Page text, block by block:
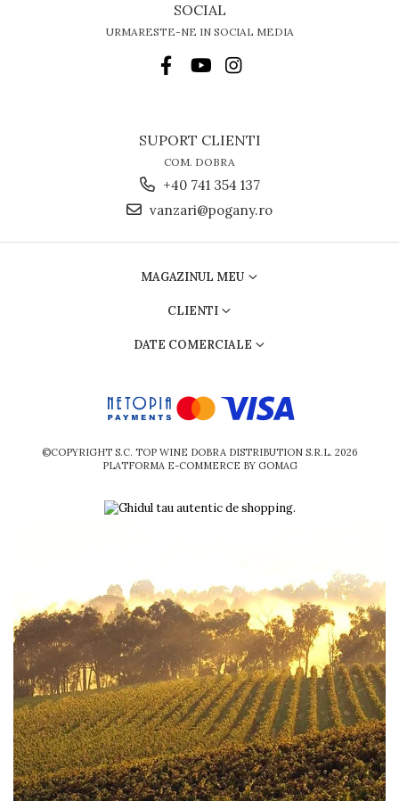
SOCIAL
URMARESTE-NE IN SOCIAL MEDIA
SUPORT CLIENTI
COM. DOBRA
+40 741 354 137
vanzari@pogany.ro
MAGAZINUL MEU
CLIENTI
DATE COMERCIALE
©COPYRIGHT S.C. TOP WINE DOBRA DISTRIBUTION S.R.L. 2026
PLATFORMA E-COMMERCE BY GOMAG